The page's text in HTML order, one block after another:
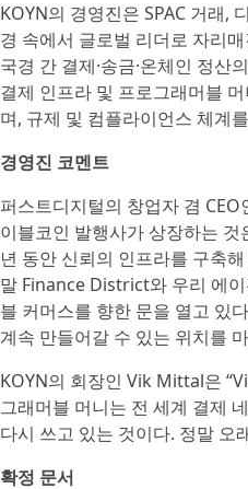
KOYN의 경영진은 SPAC 거래,
경 속에서 글로벌 리더로 자리
국경 간 결제·송금·온체인 정산
결제 인프라 및 프로그래머블
며, 규제 및 컴플라이언스 체계
경영진 코멘트
퍼스트디지털의 창업자 겸
이블코인 발행사가 상장하는
년 동안 신뢰의 인프라를 구축
말 Finance District와 우리 에
블 커머스를 향한 문을 열고 있
계속 만들어갈 수 있는 위치를
KOYN의 회장인 Vik Mittal은
그래머블 머니는 전 세계 결제
다시 쓰고 있는 것이다. 정말 오
확정 문서